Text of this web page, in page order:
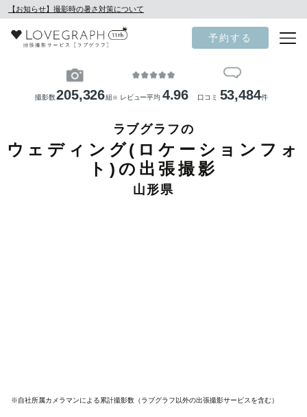
【お知らせ】撮影時の暑さ対策について
予約する
撮影数205,326組 ※ レビュー平均 4.96 口コミ 53,484件
ラブグラフの
ウェディング(ロケーションフォ
ト)の出張撮影
山形県
※自社所属カメラマンによる累計撮影数（ラブグラフ以外の出張撮影サービスを含む）